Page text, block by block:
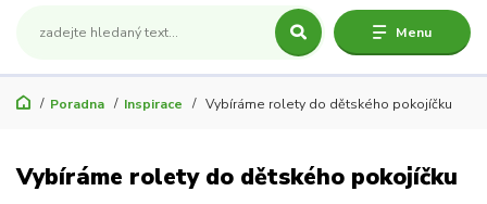
Menu
Poradna Inspirace Vybíráme rolety do dětského pokojíčku
Vybíráme rolety do dětského pokojíčku